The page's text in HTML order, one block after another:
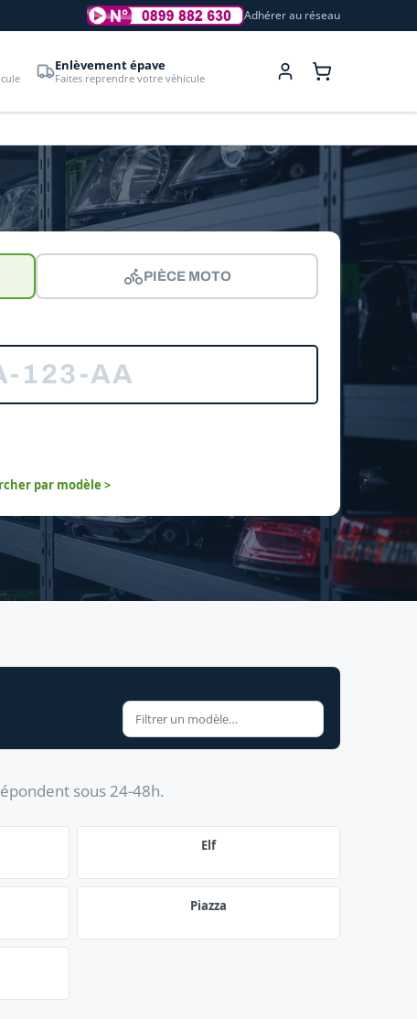
Adhérer au réseau
Enlèvement épave
Faites reprendre votre véhicule
PIÈCE MOTO
par modèle >
sous 24-48h.
Elf
Piazza